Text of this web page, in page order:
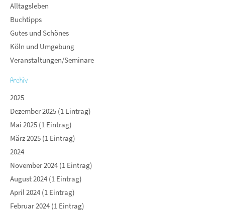
Alltagsleben
Buchtipps
Gutes und Schönes
Köln und Umgebung
Veranstaltungen/Seminare
Archiv
2025
Dezember 2025 (1 Eintrag)
Mai 2025 (1 Eintrag)
März 2025 (1 Eintrag)
2024
November 2024 (1 Eintrag)
August 2024 (1 Eintrag)
April 2024 (1 Eintrag)
Februar 2024 (1 Eintrag)